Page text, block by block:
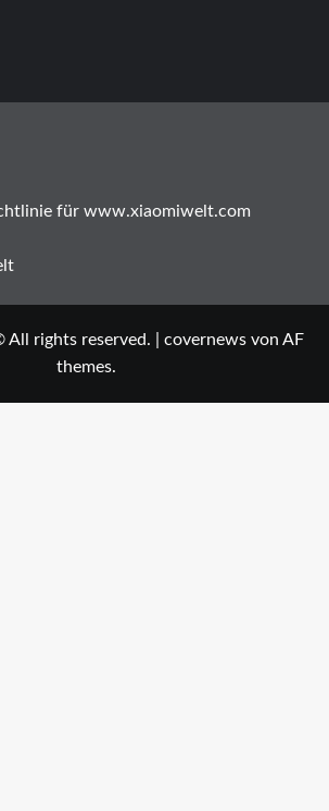
für www.xiaomiwelt.com
rights reserved. covernews von AF
themes.